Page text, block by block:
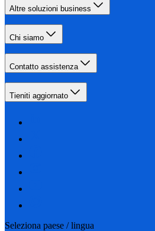
Altre soluzioni business
Chi siamo
Contatto assistenza
Tieniti aggiornato
Seleziona paese / lingua